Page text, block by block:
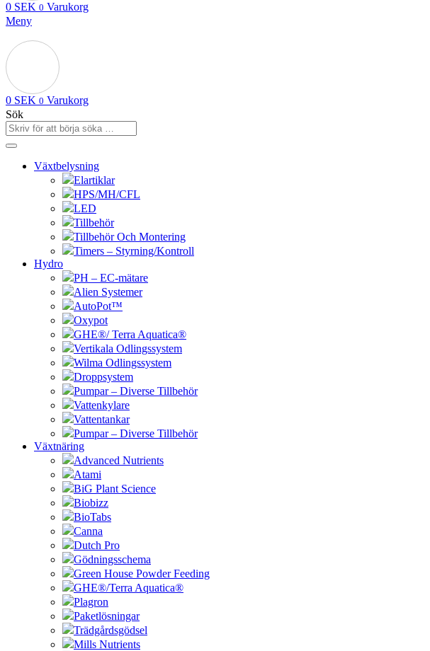
0 SEK 0 Varukorg
Meny
0 SEK 0 Varukorg
Sök
Växtbelysning
Elartiklar
HPS/MH/CFL
LED
Tillbehör
Tillbehör Och Montering
Timers – Styrning/Kontroll
Hydro
PH – EC-mätare
Alien Systemer
AutoPot™
Oxypot
GHE®/ Terra Aquatica®
Vertikala Odlingssystem
Wilma Odlingssystem
Droppsystem
Pumpar – Diverse Tillbehör
Vattenkylare
Vattentankar
Pumpar – Diverse Tillbehör
Växtnäring
Advanced Nutrients
Atami
BiG Plant Science
Biobizz
BioTabs
Canna
Dutch Pro
Gödningsschema
Green House Powder Feeding
GHE®/Terra Aquatica®
Plagron
Paketlösningar
Trädgårdsgödsel
Mills Nutrients